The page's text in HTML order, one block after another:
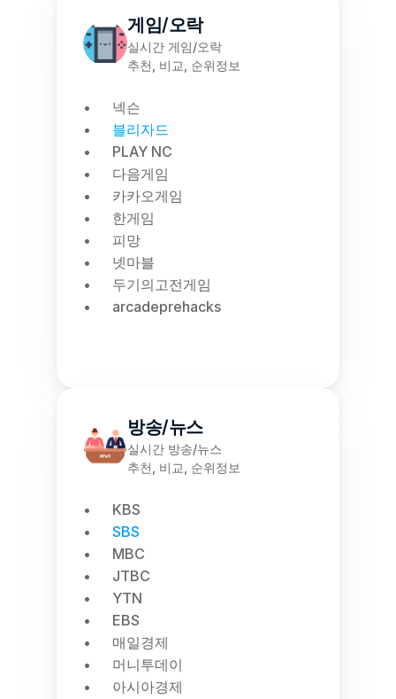
게임/오락
실시간 게임/오락
추천, 비교, 순위정보
넥슨
블리자드
PLAY NC
다음게임
카카오게임
한게임
피망
넷마블
두기의고전게임
arcadeprehacks
방송/뉴스
실시간 방송/뉴스
추천, 비교, 순위정보
KBS
SBS
MBC
JTBC
YTN
EBS
매일경제
머니투데이
아시아경제